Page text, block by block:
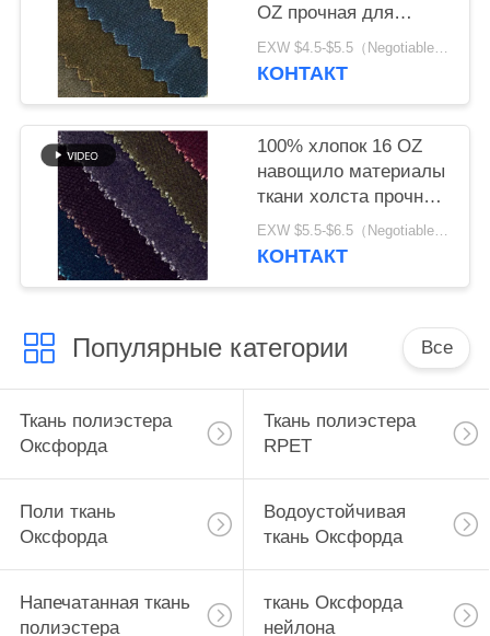
OZ прочная для
ботинок одежды
шатра
EXW $4.5-$5.5（Negotiable） MOQ:1 метр для запаса; 1200 метров для изготовления на заказ
КОНТАКТ
100% хлопок 16 OZ
навощило материалы
ткани холста прочные
для ботинка
EXW $5.5-$6.5（Negotiable） MOQ:1 метр для запаса; 1200 метров для изготовления на заказ
КОНТАКТ
Популярные категории Все
Ткань полиэстера
Оксфорда
Ткань полиэстера
RPET
Поли ткань
Оксфорда
Водоустойчивая
ткань Оксфорда
Напечатанная ткань
полиэстера
ткань Оксфорда
нейлона